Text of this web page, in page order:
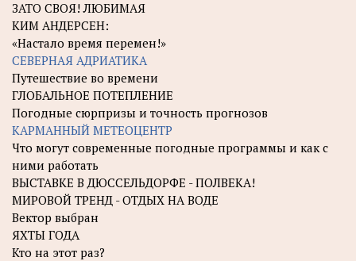
ЗАТО СВОЯ! ЛЮБИМАЯ
КИМ АНДЕРСЕН:
«Настало время перемен!»
СЕВЕРНАЯ АДРИАТИКА
Путешествие во времени
ГЛОБАЛЬНОЕ ПОТЕПЛЕНИЕ
Погодные сюрпризы и точность прогнозов
КАРМАННЫЙ МЕТЕОЦЕНТР
Что могут современные погодные программы и как с
ними работать
ВЫСТАВКЕ В ДЮССЕЛЬДОРФЕ - ПОЛВЕКА!
МИРОВОЙ ТРЕНД - ОТДЫХ НА ВОДЕ
Вектор выбран
ЯХТЫ ГОДА
Кто на этот раз?